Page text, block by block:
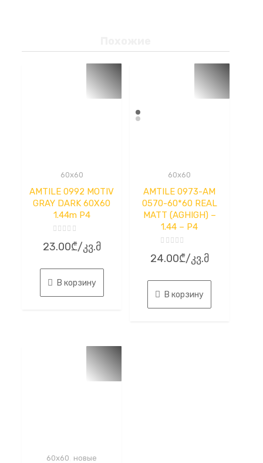
60x60
AMTILE 0992 MOTIV
GRAY DARK 60X60
1.44m P4
0
23.00₾/კვ.მ
В корзину
60x60
AMTILE 0973-AM
0570-60*60 REAL
MATT (AGHIGH) –
1.44 – P4
0
24.00₾/კვ.მ
В корзину
60x60 новые